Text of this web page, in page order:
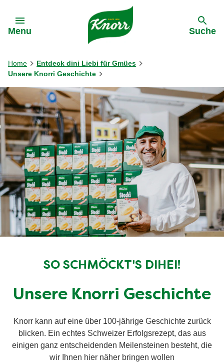
Menu Suche
Home
Entdeck dini Liebi für Gmües
Unsere Knorri Geschichte
SO SCHMÖCKT'S DIHEI!
Unsere Knorri Geschichte
Knorr kann auf eine über 100-jährige Geschichte zurück
blicken. Ein echtes Schweizer Erfolgsrezept, das aus
einigen ganz entscheidenden Meilensteinen besteht, die
wir Ihnen hier näher bringen wollen